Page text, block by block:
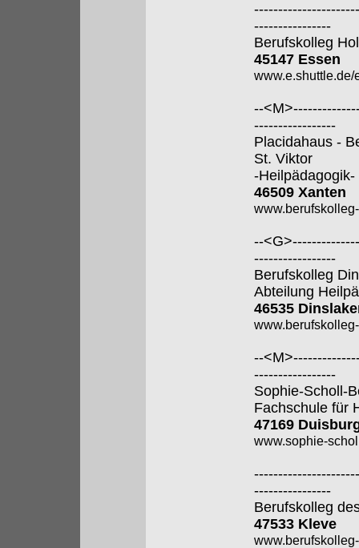
----------------
Berufskolleg
45147 Essen
www.e.shuttle.de/
--
-----------------
Placidahaus -
St. Viktor
-Heilpädagogik-
46509 Xanten
--
-----------------
Berufskolleg
Abteilung
46535
--
-----------------
Sophie-Scholl-
Fachschule für
47169
www.sophie-
----------------
Berufskolleg
47533 Kleve